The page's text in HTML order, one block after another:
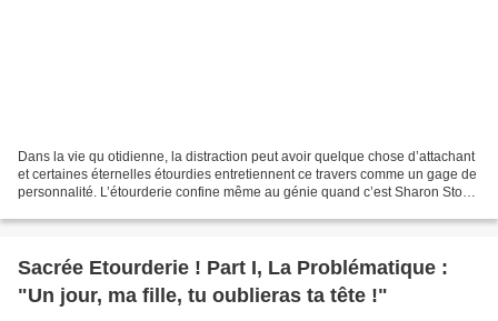
Dans la vie qu otidienne, la distraction peut avoir quelque chose d’attachant
et certaines éternelles étourdies entretiennent ce travers comme un gage de
personnalité. L’étourderie confine même au génie quand c’est Sharon Stone
Sacrée Etourderie ! Part I, La Problématique :
"Un jour, ma fille, tu oublieras ta tête !"